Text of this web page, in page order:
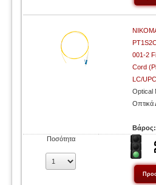
001-2
Cord
LC/
Optical
Οπτικά
Ποσότητα